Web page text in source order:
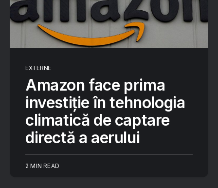
EXTERNE
Amazon face prima
investiție în tehnologia
climatică de captare
directă a aerului
2 MIN READ